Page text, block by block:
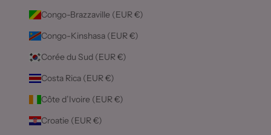
Congo-Brazzaville (EUR €)
Congo-Kinshasa (EUR €)
Corée du Sud (EUR €)
Costa Rica (EUR €)
Côte d’Ivoire (EUR €)
Croatie (EUR €)